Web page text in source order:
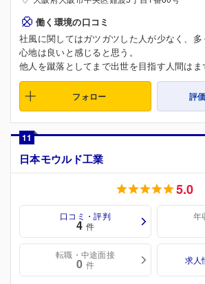
働く環境の口コミ
社風に関してはガツガツした人が少なく、
心地は良いと感じると思う。
他人を蹴落としてまで出世を目指す人間は
フォロー 評
11
日本モウルド工業
5.0
口コミ・評判
4 件
年
転職・中途面接
0 件 求人